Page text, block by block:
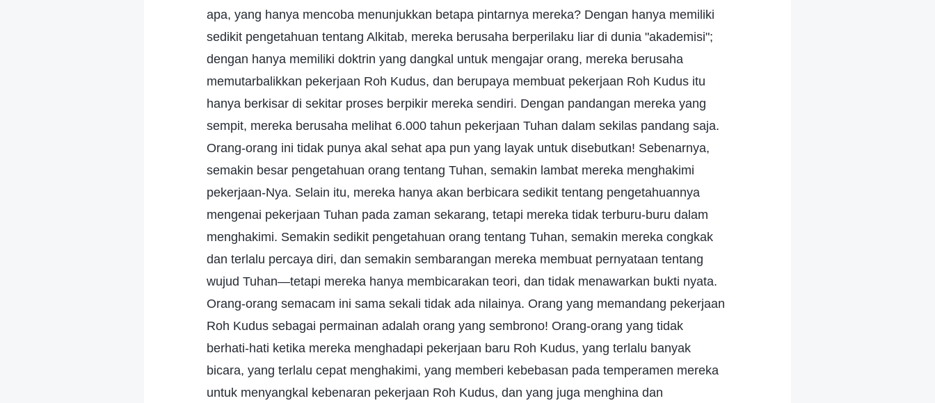
apa, yang hanya mencoba menunjukkan betapa pintarnya mereka? Dengan hanya memiliki
sedikit pengetahuan tentang Alkitab, mereka berusaha berperilaku liar di dunia "akademisi";
dengan hanya memiliki doktrin yang dangkal untuk mengajar orang, mereka berusaha
memutarbalikkan pekerjaan Roh Kudus, dan berupaya membuat pekerjaan Roh Kudus itu
hanya berkisar di sekitar proses berpikir mereka sendiri. Dengan pandangan mereka yang
sempit, mereka berusaha melihat 6.000 tahun pekerjaan Tuhan dalam sekilas pandang saja.
Orang-orang ini tidak punya akal sehat apa pun yang layak untuk disebutkan! Sebenarnya,
semakin besar pengetahuan orang tentang Tuhan, semakin lambat mereka menghakimi
pekerjaan-Nya. Selain itu, mereka hanya akan berbicara sedikit tentang pengetahuannya
mengenai pekerjaan Tuhan pada zaman sekarang, tetapi mereka tidak terburu-buru dalam
menghakimi. Semakin sedikit pengetahuan orang tentang Tuhan, semakin mereka congkak
dan terlalu percaya diri, dan semakin sembarangan mereka membuat pernyataan tentang
wujud Tuhan—tetapi mereka hanya membicarakan teori, dan tidak menawarkan bukti nyata.
Orang-orang semacam ini sama sekali tidak ada nilainya. Orang yang memandang pekerjaan
Roh Kudus sebagai permainan adalah orang yang sembrono! Orang-orang yang tidak
berhati-hati ketika mereka menghadapi pekerjaan baru Roh Kudus, yang terlalu banyak
bicara, yang terlalu cepat menghakimi, yang memberi kebebasan pada temperamen mereka
untuk menyangkal kebenaran pekerjaan Roh Kudus, dan yang juga menghina dan